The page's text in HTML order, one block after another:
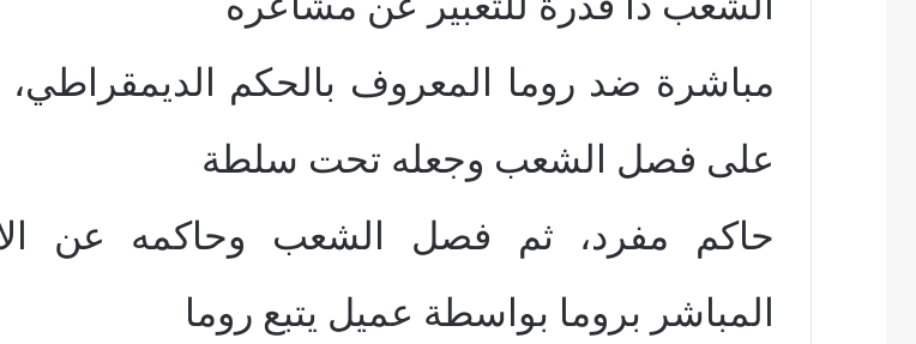
مباشرة ضد روما المعروف بالحكم
على فصل الشعب وجعله تحت سلطة
حاكم مفرد، ثم فصل الشعب وحاكمه عن
المباشر بروما بواسطة عميل يتبع روما